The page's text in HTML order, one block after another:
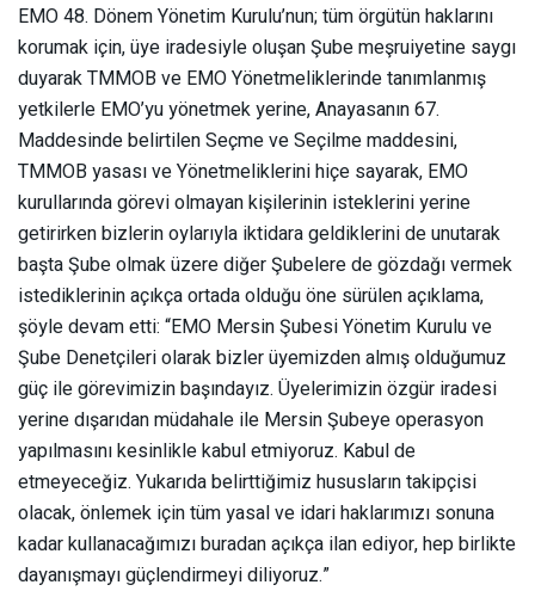
EMO 48. Dönem Yönetim Kurulu’nun; tüm örgütün haklarını
korumak için, üye iradesiyle oluşan Şube meşruiyetine saygı
duyarak TMMOB ve EMO Yönetmeliklerinde tanımlanmış
yetkilerle EMO’yu yönetmek yerine, Anayasanın 67.
Maddesinde belirtilen Seçme ve Seçilme maddesini,
TMMOB yasası ve Yönetmeliklerini hiçe sayarak, EMO
kurullarında görevi olmayan kişilerinin isteklerini yerine
getirirken bizlerin oylarıyla iktidara geldiklerini de unutarak
başta Şube olmak üzere diğer Şubelere de gözdağı vermek
istediklerinin açıkça ortada olduğu öne sürülen açıklama,
şöyle devam etti: “EMO Mersin Şubesi Yönetim Kurulu ve
Şube Denetçileri olarak bizler üyemizden almış olduğumuz
güç ile görevimizin başındayız. Üyelerimizin özgür iradesi
yerine dışarıdan müdahale ile Mersin Şubeye operasyon
yapılmasını kesinlikle kabul etmiyoruz. Kabul de
etmeyeceğiz. Yukarıda belirttiğimiz hususların takipçisi
olacak, önlemek için tüm yasal ve idari haklarımızı sonuna
kadar kullanacağımızı buradan açıkça ilan ediyor, hep birlikte
dayanışmayı güçlendirmeyi diliyoruz.”